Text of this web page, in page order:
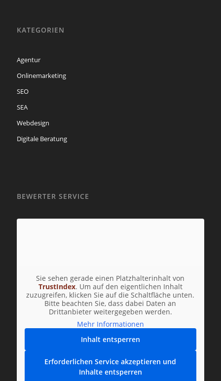
KATEGORIEN
Agentur
Onlinemarketing
SEO
SEA
Webdesign
Digitale Beratung
BEWERTER SERVICE
Sie sehen gerade einen Platzhalterinhalt von
TrustIndex. Um auf den eigentlichen Inhalt
zuzugreifen, klicken Sie auf die Schaltfläche unten.
Bitte beachten Sie, dass dabei Daten an
Drittanbieter weitergegeben werden.
Mehr Informationen
Inhalt entsperren
Erforderlichen Service akzeptieren und
Inhalte entsperren